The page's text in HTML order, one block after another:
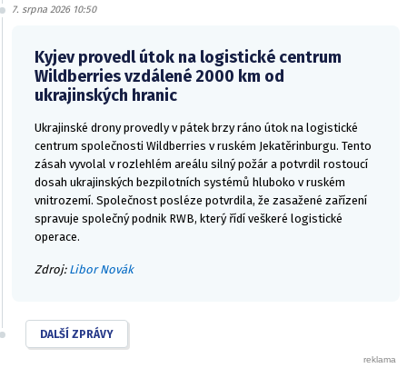
7. srpna 2026 10:50
Kyjev provedl útok na logistické centrum
Wildberries vzdálené 2000 km od
ukrajinských hranic
Ukrajinské drony provedly v pátek brzy ráno útok na logistické
centrum společnosti Wildberries v ruském Jekatěrinburgu. Tento
zásah vyvolal v rozlehlém areálu silný požár a potvrdil rostoucí
dosah ukrajinských bezpilotních systémů hluboko v ruském
vnitrozemí. Společnost posléze potvrdila, že zasažené zařízení
spravuje společný podnik RWB, který řídí veškeré logistické
operace.
Zdroj: Libor Novák
DALŠÍ ZPRÁVY